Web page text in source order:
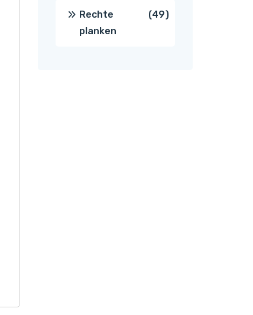
Rechte
planken
4949